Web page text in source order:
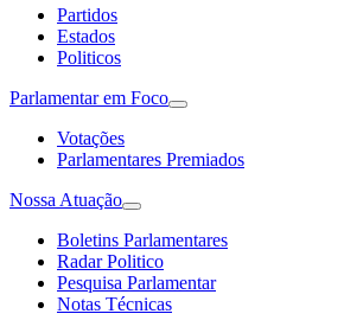
Partidos
Estados
Politicos
Parlamentar em Foco
Votações
Parlamentares Premiados
Nossa Atuação
Boletins Parlamentares
Radar Politico
Pesquisa Parlamentar
Notas Técnicas